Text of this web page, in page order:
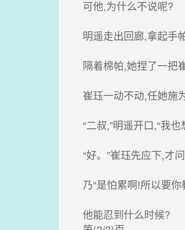
可他,为什么不说呢?
明遥走出回廊,拿起手
隔着棉帕,她捏了一把
崔珏一动不动,任她施为
“二叔,”明遥开口,“我也
“好。”崔珏先应下,才
乃“是怕累啊!所以要你
他能忍到什么时候?